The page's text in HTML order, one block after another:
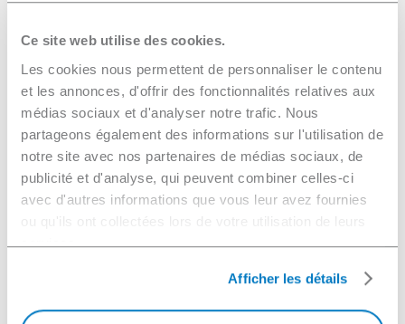
Ce site web utilise des cookies.
Les cookies nous permettent de personnaliser le contenu
et les annonces, d'offrir des fonctionnalités relatives aux
médias sociaux et d'analyser notre trafic. Nous
partageons également des informations sur l'utilisation de
notre site avec nos partenaires de médias sociaux, de
publicité et d'analyse, qui peuvent combiner celles-ci
avec d'autres informations que vous leur avez fournies
ou qu'ils ont collectées lors de votre utilisation de leurs
services.
Afficher les détails